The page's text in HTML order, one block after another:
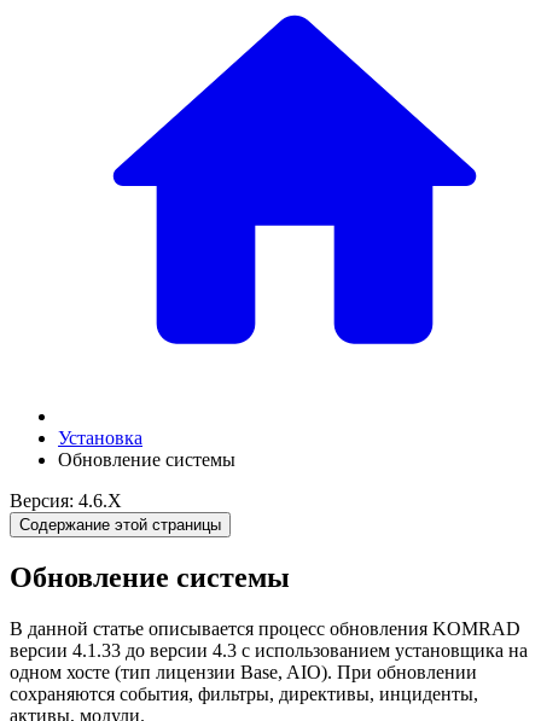
Установка
Обновление системы
Версия: 4.6.X
Содержание этой страницы
Обновление системы
В данной статье описывается процесс обновления KOMRAD
версии 4.1.33 до версии 4.3 с использованием установщика на
одном хосте (тип лицензии Base, AIO). При обновлении
сохраняются события, фильтры, директивы, инциденты,
активы, модули.